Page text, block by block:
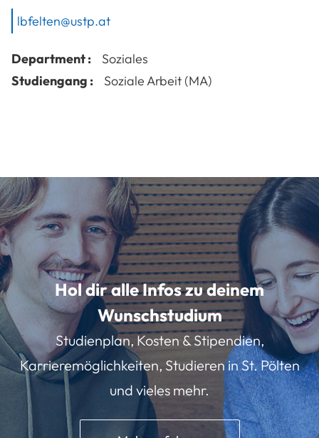
lbfelten@ustp.at
Department :
Soziales
Studiengang :
Soziale Arbeit (MA)
Hol dir alle Infos zu deinem
Wunschstudium
Studienplan, Kosten & Stipendien,
Karrieremöglichkeiten, Studieren in St. Pölten
und vieles mehr.